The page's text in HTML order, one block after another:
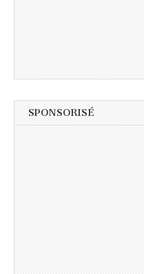
SPONSORISÉ